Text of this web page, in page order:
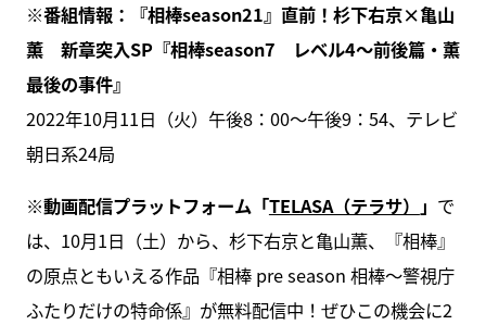
※番組情報：『相棒season21』直前！杉下右京×亀山
薫 新章突入SP『相棒season7 レベル4～前後篇・薫
最後の事件』
2022年10月11日（火）午後8：00～午後9：54、テレビ
朝日系24局
※動画配信プラットフォーム「TELASA（テラサ） 」 で
は、10月1日（土）から、杉下右京と亀山薫、『相棒』
の原点ともいえる作品『相棒 pre season 相棒～警視庁
ふたりだけの特命係』が無料配信中！ぜひこの機会に2